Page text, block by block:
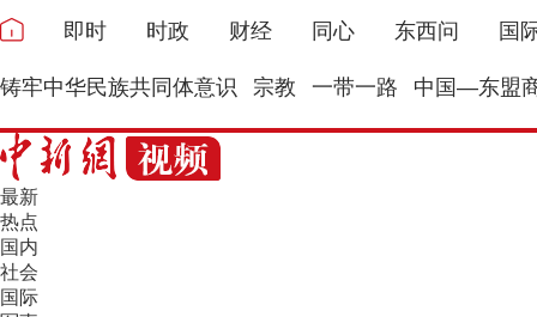
即时 时政 财经 同心 东西问 国
铸牢中华民族共同体意识 宗教 一带一路 中国—东盟
最新
热点
国内
社会
国际